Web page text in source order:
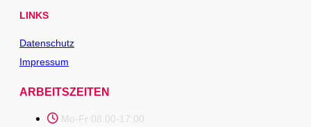
LINKS
Datenschutz
Impressum
ARBEITSZEITEN
Mo-Fr 08:00-17:00